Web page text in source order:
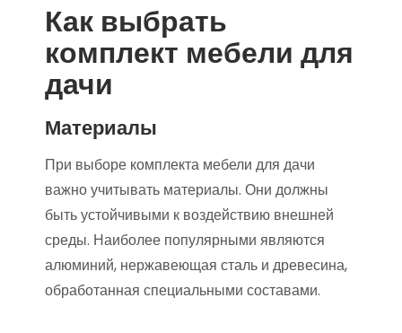
Как выбрать
комплект мебели для
дачи
Материалы
При выборе комплекта мебели для дачи
важно учитывать материалы. Они должны
быть устойчивыми к воздействию внешней
среды. Наиболее популярными являются
алюминий, нержавеющая сталь и древесина,
обработанная специальными составами.